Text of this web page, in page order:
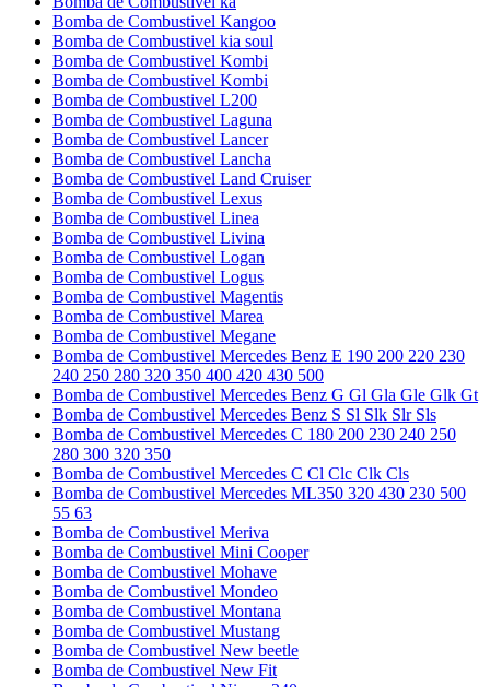
Bomba de Combustivel Kangoo
Bomba de Combustivel kia soul
Bomba de Combustivel Kombi
Bomba de Combustivel Kombi
Bomba de Combustivel L200
Bomba de Combustivel Laguna
Bomba de Combustivel Lancer
Bomba de Combustivel Lancha
Bomba de Combustivel Land Cruiser
Bomba de Combustivel Lexus
Bomba de Combustivel Linea
Bomba de Combustivel Livina
Bomba de Combustivel Logan
Bomba de Combustivel Logus
Bomba de Combustivel Magentis
Bomba de Combustivel Marea
Bomba de Combustivel Megane
Bomba de Combustivel Mercedes Benz E 190 200 220 230
240 250 280 320 350 400 420 430 500
Bomba de Combustivel Mercedes Benz G Gl Gla Gle Glk Gt
Bomba de Combustivel Mercedes Benz S Sl Slk Slr Sls
Bomba de Combustivel Mercedes C 180 200 230 240 250
280 300 320 350
Bomba de Combustivel Mercedes C Cl Clc Clk Cls
Bomba de Combustivel Mercedes ML350 320 430 230 500
55 63
Bomba de Combustivel Meriva
Bomba de Combustivel Mini Cooper
Bomba de Combustivel Mohave
Bomba de Combustivel Mondeo
Bomba de Combustivel Montana
Bomba de Combustivel Mustang
Bomba de Combustivel New beetle
Bomba de Combustivel New Fit